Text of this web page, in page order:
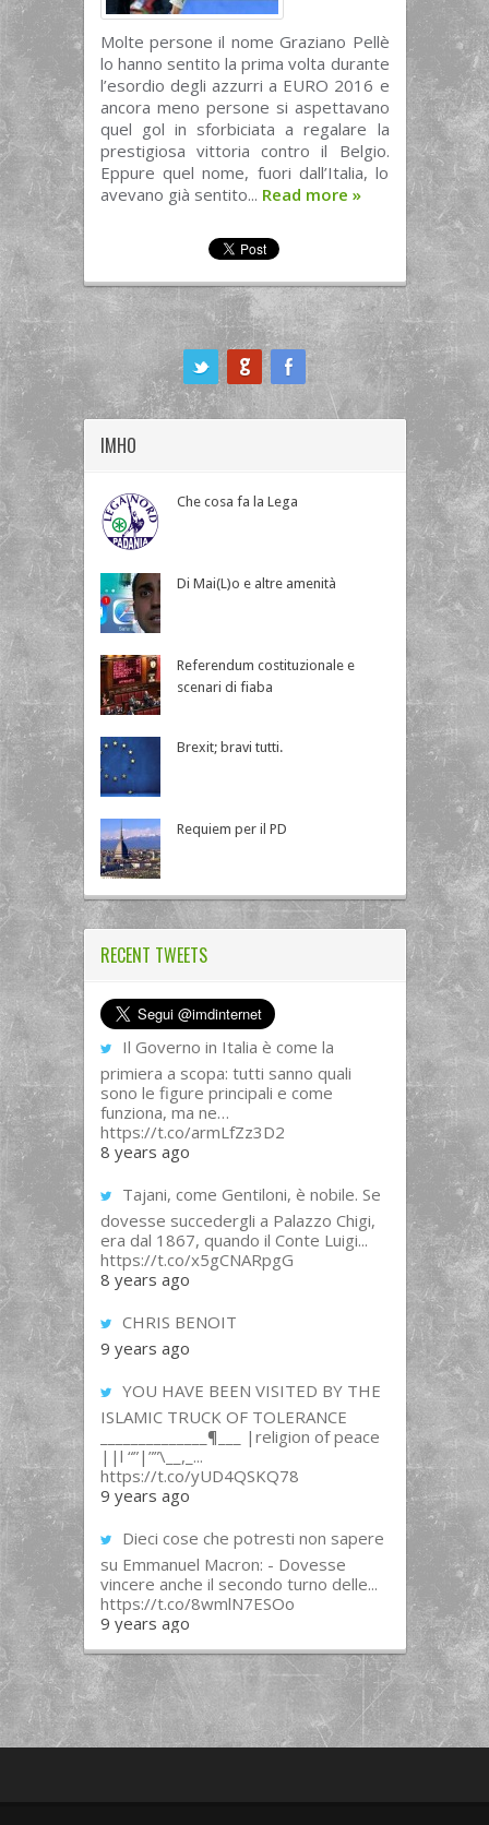
Molte persone il nome Graziano Pellè
lo hanno sentito la prima volta durante
l’esordio degli azzurri a EURO 2016 e
ancora meno persone si aspettavano
quel gol in sforbiciata a regalare la
prestigiosa vittoria contro il Belgio.
Eppure quel nome, fuori dall’Italia, lo
avevano già sentito... Read more »
IMHO
Che cosa fa la Lega
Di Mai(L)o e altre amenità
Referendum costituzionale e
scenari di fiaba
Brexit; bravi tutti.
Requiem per il PD
RECENT TWEETS
Il Governo in Italia è come la
primiera a scopa: tutti sanno quali
sono le figure principali e come
funziona, ma ne…
https://t.co/armLfZz3D2
8 years ago
Tajani, come Gentiloni, è nobile. Se
dovesse succedergli a Palazzo Chigi,
era dal 1867, quando il Conte Luigi...
https://t.co/x5gCNARpgG
8 years ago
CHRIS BENOIT
9 years ago
YOU HAVE BEEN VISITED BY THE
ISLAMIC TRUCK OF TOLERANCE
______________¶___ |religion of peace
||l “”|””\__,_...
https://t.co/yUD4QSKQ78
9 years ago
Dieci cose che potresti non sapere
su Emmanuel Macron: - Dovesse
vincere anche il secondo turno delle...
https://t.co/8wmlN7ESOo
9 years ago